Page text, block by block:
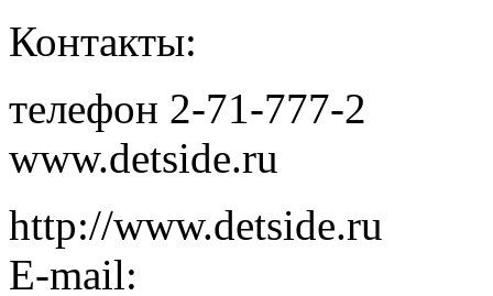
Контакты:
телефон 2-71-777-2
www.detside.ru
http://www.detside.ru
E-mail: